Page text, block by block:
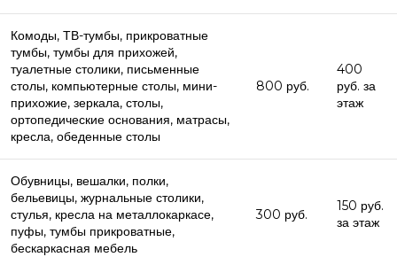
Комоды, ТВ-тумбы, прикроватные
тумбы, тумбы для прихожей,
туалетные столики, письменные
столы, компьютерные столы, мини-
прихожие, зеркала, столы,
ортопедические основания, матрасы,
кресла, обеденные столы
800 руб.
400
руб. за
этаж
Обувницы, вешалки, полки,
бельевицы, журнальные столики,
стулья, кресла на металлокаркасе,
пуфы, тумбы прикроватные,
бескаркасная мебель
300 руб.
150 руб.
за этаж